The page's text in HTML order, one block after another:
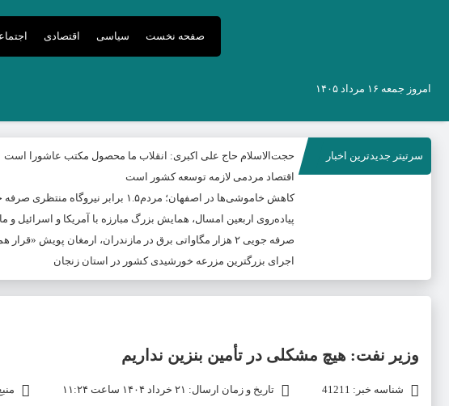
صفحه نخست سیاسی اقتصادی
امروز جمعه ۱۶ مرداد ۱۴۰۵
سرتیتر جدیدترین اخبار
حجت‌الاسلام حاج علی اکبری: انقلاب ما محصول مکتب عاشورا است
اقتصاد مردمی لازمه توسعه کشور است
کاهش خاموشی‌ها در اصفهان؛ مردم۱.۵ برابر نیروگاه منتظری صرفه جویی کردند
پیاده‌روی اربعین امسال، همایش بزرگ مبارزه با آمریکا و اسرائیل
صرفه جویی ۲ هزار مگاواتی برق در مازندران، ارمغان پویش «قرار همدلی»
اجرای بزرگترین مزرعه خورشیدی کشور در استان زنجان
وزیر نفت: هیچ مشکلی در تأمین بنزین نداریم
شناسه خبر: 41211 تاریخ و زمان ارسال: ۲۱ خرداد ۱۴۰۴ ساعت ۱۱:۲۴